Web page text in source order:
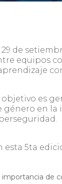
29 de
equipos
objetivo es
género en la
esta 5ta
importancia de